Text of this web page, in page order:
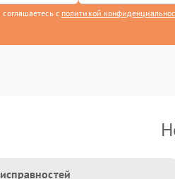
с политикой